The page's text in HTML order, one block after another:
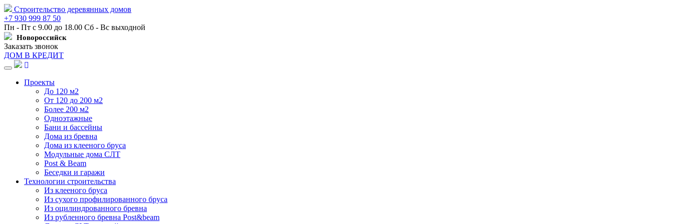
Строительство деревянных домов
+7 930 999 87 50
Пн - Пт с 9.00 до 18.00 Сб - Вс выходной
Новороссийск
Заказать звонок
ДОМ В КРЕДИТ
Навигация
Проекты
До 120 м2
От 120 до 200 м2
Более 200 м2
Одноэтажные
Бани и бассейны
Дома из бревна
Дома из клееного бруса
Модульные дома СЛТ
Post & Beam
Беседки и гаражи
Технологии строительства
Из клееного бруса
Из сухого профилированного бруса
Из оцилиндрованного бревна
Из рубленного бревна Post&beam